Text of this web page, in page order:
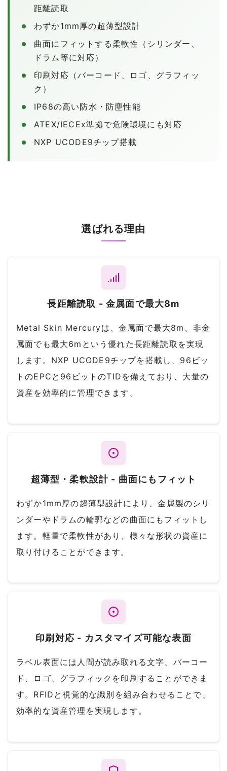
距離読取
わずか1mm厚の超薄型設計
曲面にフィットする柔軟性（シリンダー、
ドラム等に対応）
印刷対応（バーコード、ロゴ、グラフィッ
ク）
IP68の高い防水・防塵性能
ATEX/IECEx準拠で危険環境にも対応
NXP UCODE9チップ搭載
選ばれる理由
長距離読取 - 金属面で最大8m
Metal Skin Mercuryは、金属面で最大8m、非金
属面でも最大6mという優れた長距離読取を実現
します。NXP UCODE9チップを搭載し、96ビッ
トのEPCと96ビットのTIDを備えており、大量の
資産を効率的に管理できます。
超薄型・柔軟設計 - 曲面にもフィット
わずか1mm厚の超薄型設計により、金属製のシリ
ンダーやドラムの輪郭などの曲面にもフィットし
ます。軽量で柔軟性があり、様々な形状の資産に
取り付けることができます。
印刷対応 - カスタマイズ可能な表面
ラベル表面には人間が読み取れる文字、バーコー
ド、ロゴ、グラフィックを印刷することができま
す。RFIDと視覚的な識別を組み合わせることで、
効率的な資産管理を実現します。